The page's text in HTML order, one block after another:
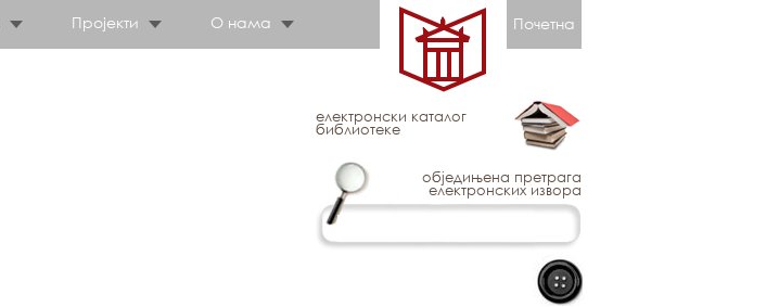
Пројекти О нама Почетна
електронски каталог
библиотеке
обједињена претрага
електронских извора